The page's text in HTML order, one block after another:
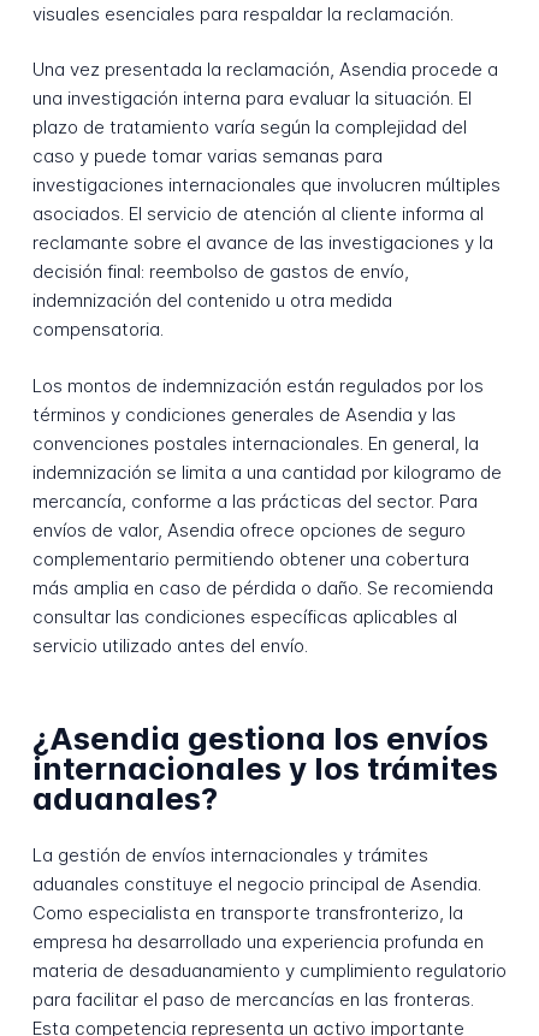
visuales esenciales para respaldar la reclamación.
Una vez presentada la reclamación, Asendia procede a
una investigación interna para evaluar la situación. El
plazo de tratamiento varía según la complejidad del
caso y puede tomar varias semanas para
investigaciones internacionales que involucren múltiples
asociados. El servicio de atención al cliente informa al
reclamante sobre el avance de las investigaciones y la
decisión final: reembolso de gastos de envío,
indemnización del contenido u otra medida
compensatoria.
Los montos de indemnización están regulados por los
términos y condiciones generales de Asendia y las
convenciones postales internacionales. En general, la
indemnización se limita a una cantidad por kilogramo de
mercancía, conforme a las prácticas del sector. Para
envíos de valor, Asendia ofrece opciones de seguro
complementario permitiendo obtener una cobertura
más amplia en caso de pérdida o daño. Se recomienda
consultar las condiciones específicas aplicables al
servicio utilizado antes del envío.
¿Asendia gestiona los envíos
internacionales y los trámites
aduanales?
La gestión de envíos internacionales y trámites
aduanales constituye el negocio principal de Asendia.
Como especialista en transporte transfronterizo, la
empresa ha desarrollado una experiencia profunda en
materia de desaduanamiento y cumplimiento regulatorio
para facilitar el paso de mercancías en las fronteras.
Esta competencia representa un activo importante